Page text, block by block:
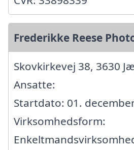
Frederikke Reese
Skovkirkevej 38, 3630
Ansatte:
Startdato: 01.
Virksomhedsform: